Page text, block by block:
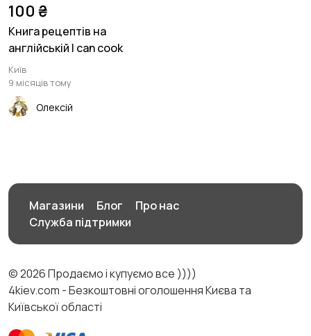
100 ₴
Книга рецептів на
англійській I can cook
Київ
9 місяців тому
Олексій
Магазини Блог
Про нас
Служба підтримки
© 2026 Продаємо і купуємо все ))))
4kiev.com - Безкоштовні оголошення Києва та
Київської області